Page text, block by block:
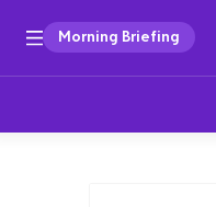
Morning Briefing